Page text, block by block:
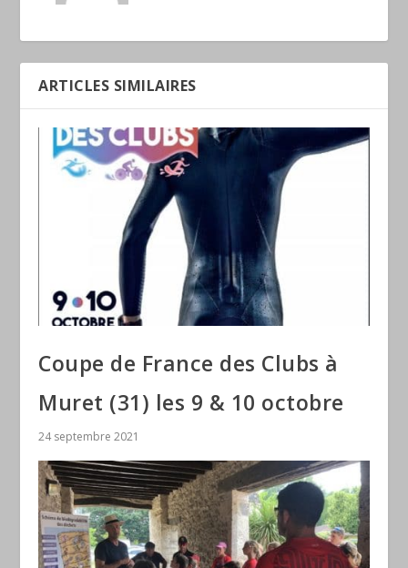
ARTICLES SIMILAIRES
Coupe de France des Clubs à
Muret (31) les 9 & 10 octobre
24 septembre 2021